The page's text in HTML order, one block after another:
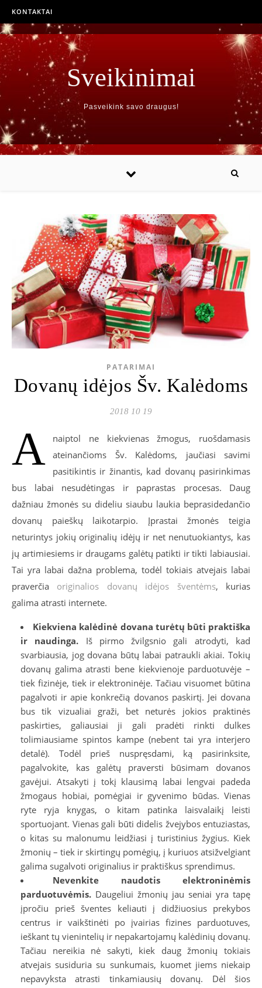
KONTAKTAI
Sveikinimai
Pasveikink savo draugus!
PATARIMAI
Dovanų idėjos Šv. Kalėdoms
2018 10 19
A
naiptol ne kiekvienas žmogus, ruošdamasis
ateinančioms Šv. Kalėdoms, jaučiasi savimi
pasitikintis ir žinantis, kad dovanų pasirinkimas
bus labai nesudėtingas ir paprastas procesas. Daug
dažniau žmonės su dideliu siaubu laukia beprasidedančio
dovanų paieškų laikotarpio. Įprastai žmonės teigia
neturintys jokių originalių idėjų ir net nenutuokiantys, kas
jų artimiesiems ir draugams galėtų patikti ir tikti labiausiai.
Tai yra labai dažna problema, todėl tokiais atvejais labai
praverčia originalios dovanų idėjos šventėms, kurias
galima atrasti internete.
Kiekviena kalėdinė dovana turėtų būti praktiška
ir naudinga. Iš pirmo žvilgsnio gali atrodyti, kad
svarbiausia, jog dovana būtų labai patraukli akiai. Tokių
dovanų galima atrasti bene kiekvienoje parduotuvėje –
tiek fizinėje, tiek ir elektroninėje. Tačiau visuomet būtina
pagalvoti ir apie konkrečią dovanos paskirtį. Jei dovana
bus tik vizualiai graži, bet neturės jokios praktinės
paskirties, galiausiai ji gali pradėti rinkti dulkes
tolimiausiame spintos kampe (nebent tai yra interjero
detalė). Todėl prieš nuspręsdami, ką pasirinksite,
pagalvokite, kas galėtų praversti būsimam dovanos
gavėjui. Atsakyti į tokį klausimą labai lengvai padeda
žmogaus hobiai, pomėgiai ir gyvenimo būdas. Vienas
ryte ryja knygas, o kitam patinka laisvalaikį leisti
sportuojant. Vienas gali būti didelis žvejybos entuziastas,
o kitas su malonumu leidžiasi į turistinius žygius. Kiek
žmonių – tiek ir skirtingų pomėgių, į kuriuos atsižvelgiant
galima sugalvoti originalius ir praktiškus sprendimus.
Nevenkite naudotis elektroninėmis
parduotuvėmis. Daugeliui žmonių jau seniai yra tapę
įpročiu prieš šventes keliauti į didžiuosius prekybos
centrus ir vaikštinėti po įvairias fizines parduotuves,
ieškant tų vienintelių ir nepakartojamų kalėdinių dovanų.
Tačiau nereikia nė sakyti, kiek daug žmonių tokiais
atvejais susiduria su sunkumais, kuomet jiems niekaip
nepavyksta atrasti tinkamiausių dovanų. Dėl šios